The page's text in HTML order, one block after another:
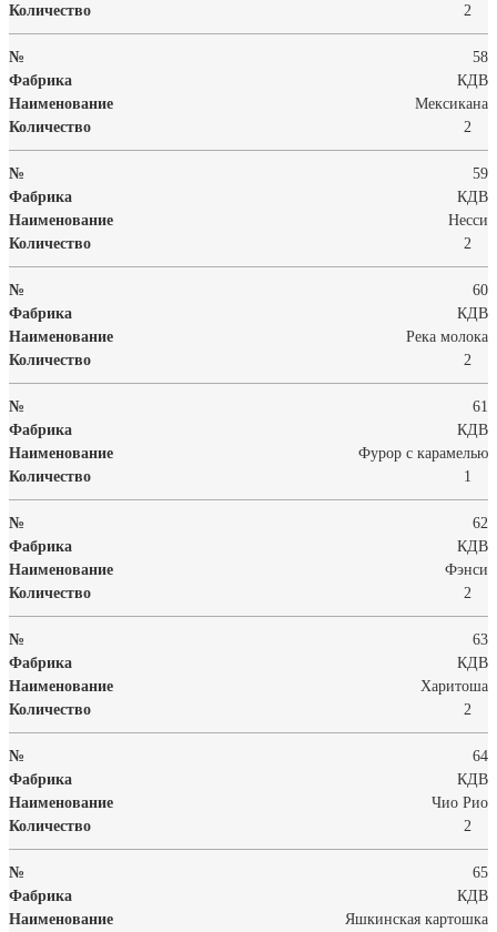
2
58
КДВ
Мексикана
2
59
КДВ
Несси
2
60
КДВ
Река молока
2
61
КДВ
Фурор с карамелью
1
62
КДВ
Фэнси
2
63
КДВ
Харитоша
2
64
КДВ
Чио Рио
2
65
КДВ
Яшкинская картошка